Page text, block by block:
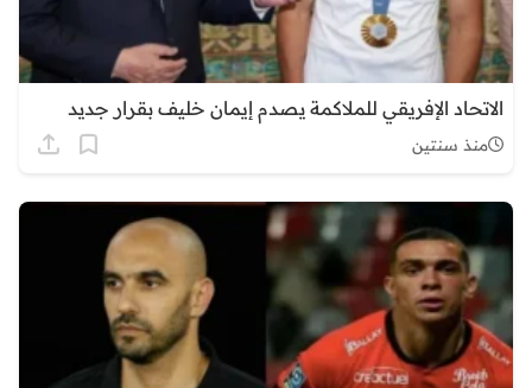
الاتحاد الإفريقي للملاكمة يصدم إيمان خليف بقرار جديد
منذ سنتين